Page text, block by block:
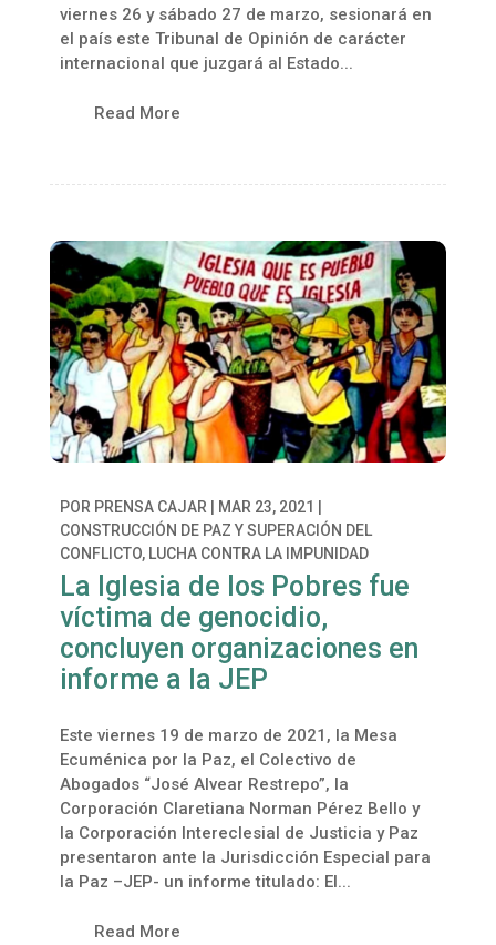
viernes 26 y sábado 27 de marzo, sesionará en
el país este Tribunal de Opinión de carácter
internacional que juzgará al Estado...
Read More
POR PRENSA CAJAR MAR 23, 2021
CONSTRUCCIÓN DE PAZ Y SUPERACIÓN DEL
CONFLICTO, LUCHA CONTRA LA IMPUNIDAD
La Iglesia de los Pobres fue
víctima de genocidio,
concluyen organizaciones en
informe a la JEP
Este viernes 19 de marzo de 2021, la Mesa
Ecuménica por la Paz, el Colectivo de
Abogados “José Alvear Restrepo”, la
Corporación Claretiana Norman Pérez Bello y
la Corporación Intereclesial de Justicia y Paz
presentaron ante la Jurisdicción Especial para
la Paz –JEP- un informe titulado: El...
Read More